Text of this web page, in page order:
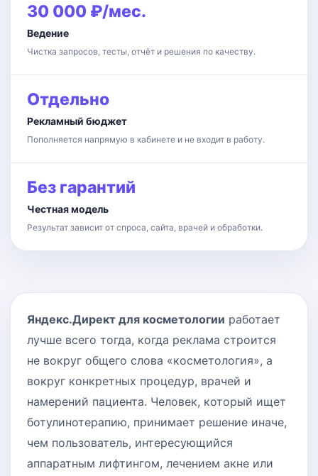
30 000 ₽/мес.
Ведение
Чистка запросов, тесты, отчёт и решения по качеству.
Отдельно
Рекламный бюджет
Пополняется напрямую в кабинете и не входит в работу.
Без гарантий
Честная модель
Результат зависит от спроса, сайта, врачей и обработки.
Яндекс.Директ для косметологии работает
лучше всего тогда, когда реклама строится
не вокруг общего слова «косметология», а
вокруг конкретных процедур, врачей и
намерений пациента. Человек, который ищет
ботулинотерапию, принимает решение иначе,
чем пользователь, интересующийся
аппаратным лифтингом, лечением акне или